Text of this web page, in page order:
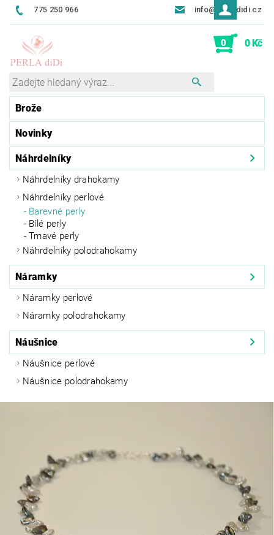
775 250 966 info@perladidi.cz
0 0 Kč
Brože
Náhrdelníky
Náhrdelníky drahokamy
Náhrdelníky perlové
Barevné perly
Bílé perly
Tmavé perly
Náhrdelníky polodrahokamy
Náramky
Náramky perlové
Náramky polodrahokamy
Náušnice
Náušnice perlové
Náušnice polodrahokamy
Novinky